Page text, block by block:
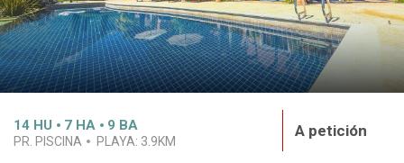
14 HU 7 HA 9 BA
PR. PISCINA PLAYA: 3.9KM
A petición